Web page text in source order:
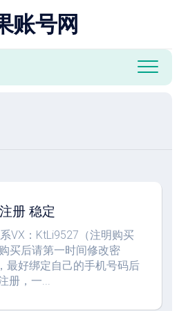
账号网
册 稳定
VX：KtLi9527（注明购买
买后请第一时间修改密
最好绑定自己的手机号码后
册，一...